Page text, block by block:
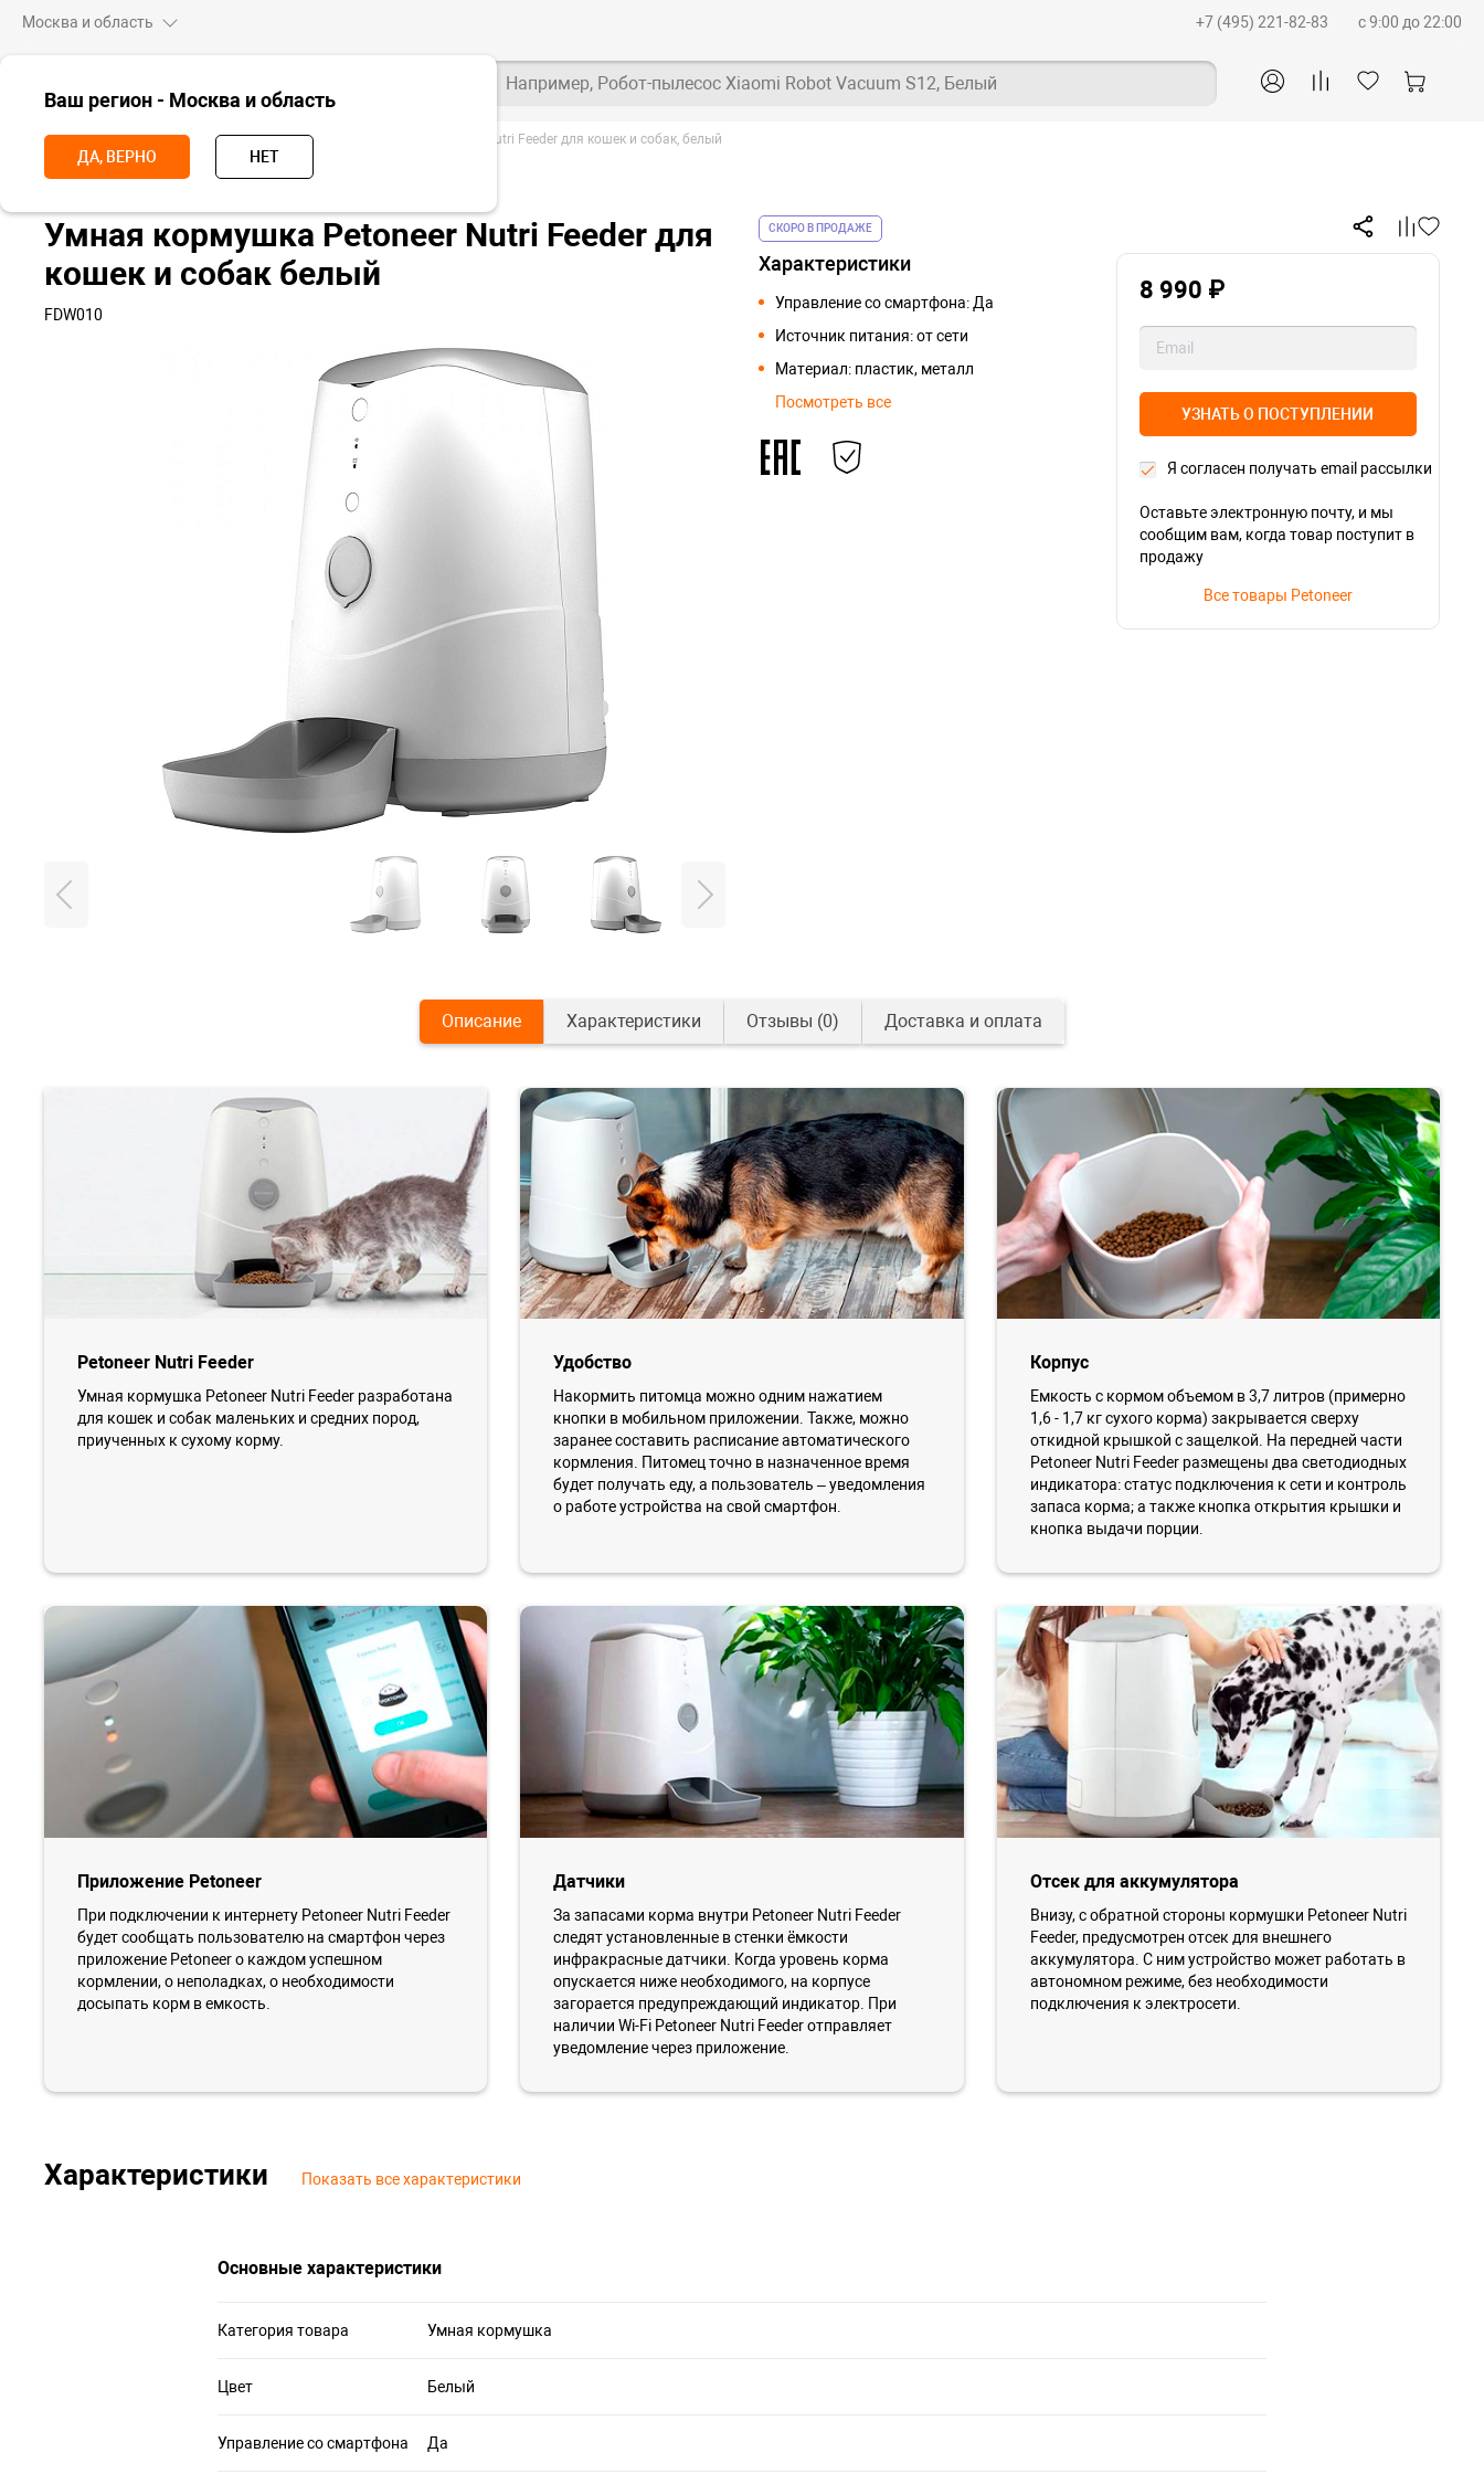
Москва и область
Ваш регион - Москва и область
ДА, ВЕРНО НЕТ
+7 (495) 221-82-83 c 9:00 до 22:00
Например, Робот-пылесос Xiaomi Robot Vacuum S12, Белый
Главная Для дома Для животных Умная кормушка Petoneer Nutri Feeder для кошек и собак, белый
Умная кормушка Petoneer Nutri Feeder для
кошек и собак белый
FDW010
СКОРО В ПРОДАЖЕ
Характеристики
Управление со смартфона: Да
Источник питания: от сети
Материал: пластик, металл
Посмотреть все
8 990 ₽
УЗНАТЬ О ПОСТУПЛЕНИИ
Я согласен получать email рассылки
Оставьте электронную почту, и мы
сообщим вам, когда товар поступит в
продажу
Все товары Petoneer
Описание Характеристики Отзывы (0) Доставка и оплата
Petoneer Nutri Feeder
Умная кормушка Petoneer Nutri Feeder разработана
для кошек и собак маленьких и средних пород,
приученных к сухому корму.
Удобство
Накормить питомца можно одним нажатием
кнопки в мобильном приложении. Также, можно
заранее составить расписание автоматического
кормления. Питомец точно в назначенное время
будет получать еду, а пользователь – уведомления
о работе устройства на свой смартфон.
Корпус
Емкость с кормом объемом в 3,7 литров (примерно
1,6 - 1,7 кг сухого корма) закрывается сверху
откидной крышкой с защелкой. На передней части
Petoneer Nutri Feeder размещены два светодиодных
индикатора: статус подключения к сети и контроль
запаса корма; а также кнопка открытия крышки и
кнопка выдачи порции.
Приложение Petoneer
При подключении к интернету Petoneer Nutri Feeder
будет сообщать пользователю на смартфон через
приложение Petoneer о каждом успешном
кормлении, о неполадках, о необходимости
досыпать корм в емкость.
Датчики
За запасами корма внутри Petoneer Nutri Feeder
следят установленные в стенки ёмкости
инфракрасные датчики. Когда уровень корма
опускается ниже необходимого, на корпусе
загорается предупреждающий индикатор. При
наличии Wi-Fi Petoneer Nutri Feeder отправляет
уведомление через приложение.
Отсек для аккумулятора
Внизу, с обратной стороны кормушки Petoneer Nutri
Feeder, предусмотрен отсек для внешнего
аккумулятора. С ним устройство может работать в
автономном режиме, без необходимости
подключения к электросети.
Характеристики Показать все характеристики
Основные характеристики
Категория товара Умная кормушка
Цвет Белый
Управление со смартфона Да